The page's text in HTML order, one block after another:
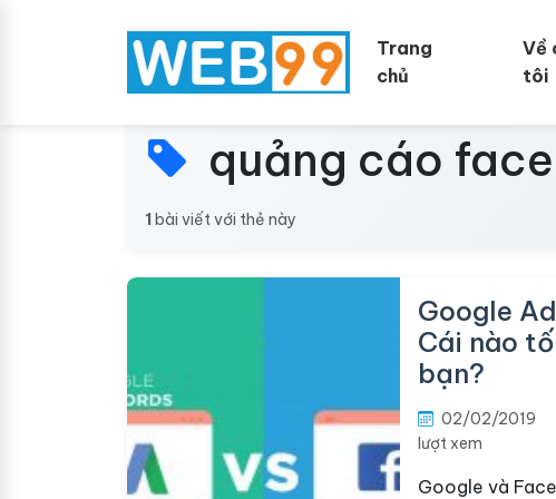
Trang
chủ
Về
tôi
quảng cáo
1bài viết với thẻ này
Google
Cái nào
bạn?
02/02/2019
lượt xem
Google và